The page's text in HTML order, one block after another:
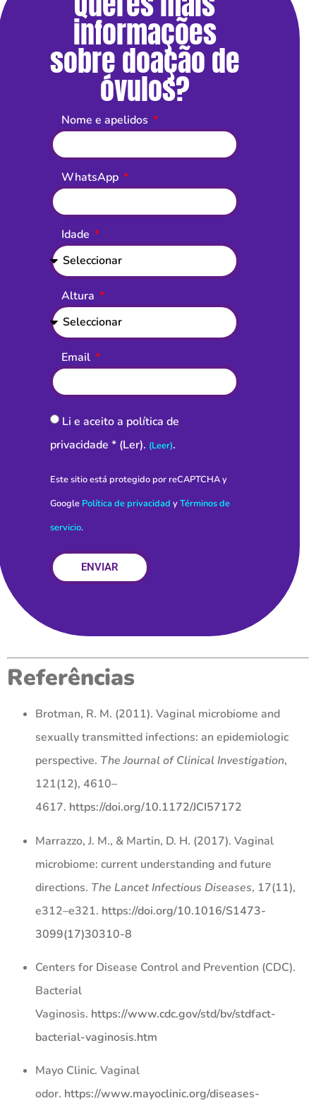
informações
sobre doação de
óvulos?
Nome e apelidos
WhatsApp
Idade
Altura
Email
Li e aceito a política de
privacidade * (Ler). (Leer).
Este sitio está protegido por reCAPTCHA y
Google Política de privacidad yTérminos de
servicio.
ENVIAR
Referências
Brotman, R. M. (2011). Vaginal microbiome and
sexually transmitted infections: an epidemiologic
perspective. The Journal of Clinical Investigation,
121(12), 4610–
4617. https://doi.org/10.1172/JCI57172
Marrazzo, J. M., & Martin, D. H. (2017). Vaginal
microbiome: current understanding and future
directions. The Lancet Infectious Diseases, 17(11),
e312–e321. https://doi.org/10.1016/S1473-
3099(17)30310-8
Centers for Disease Control and Prevention (CDC).
Bacterial
Vaginosis. https://www.cdc.gov/std/bv/stdfact-
bacterial-vaginosis.htm
Mayo Clinic. Vaginal
odor. https://www.mayoclinic.org/diseases-